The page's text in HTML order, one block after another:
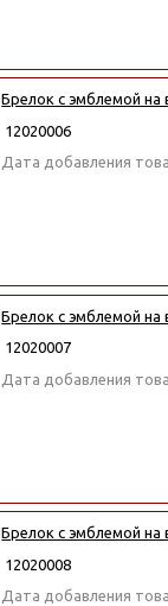
Брелок с эмблемой
12020006
Дата добавления
Брелок с эмблемой
12020007
Дата добавления
Брелок с эмблемой
12020008
Дата добавления